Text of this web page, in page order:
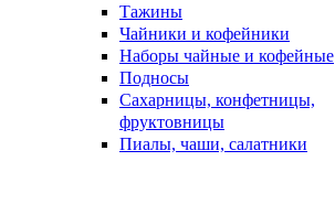
Тажины
Чайники и кофейники
Наборы чайные и кофейные
Подносы
Сахарницы, конфетницы,
фруктовницы
Пиалы, чаши, салатники